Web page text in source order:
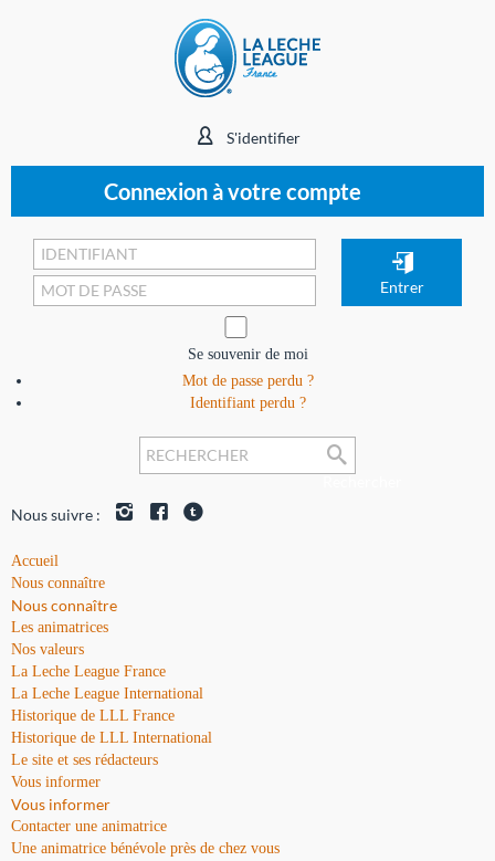
S'identifier
Connexion à votre compte
Se souvenir de moi
Mot de passe perdu ?
Identifiant perdu ?
Nous suivre :
Accueil
Nous connaître
Nous connaître
Les animatrices
Nos valeurs
La Leche League France
La Leche League International
Historique de LLL France
Historique de LLL International
Le site et ses rédacteurs
Vous informer
Vous informer
Contacter une animatrice
Une animatrice bénévole près de chez vous